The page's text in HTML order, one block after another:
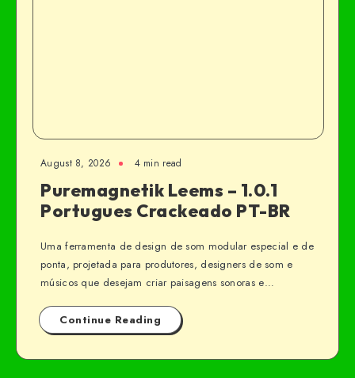
August 8, 2026 4 min read
Puremagnetik Leems – 1.0.1
Portugues Crackeado PT-BR
Uma ferramenta de design de som modular especial e de
ponta, projetada para produtores, designers de som e
músicos que desejam criar paisagens sonoras e…
Continue Reading